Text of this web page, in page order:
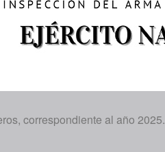
correspondiente al año 2025.